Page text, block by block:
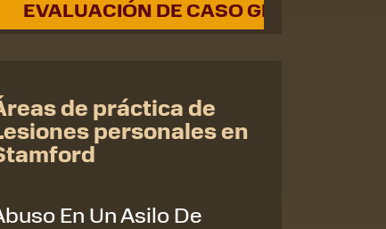
de práctica de
personales en
En Un Asilo De